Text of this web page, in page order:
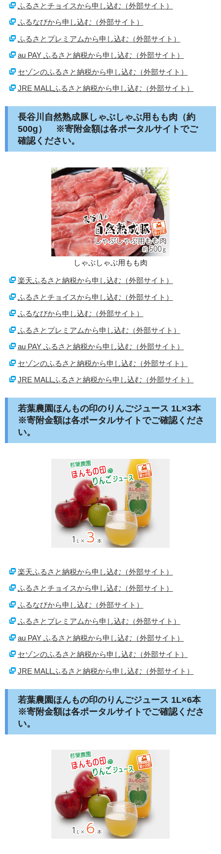
ふるさとチョイスから申し込む（外部サイト）
ふるなびから申し込む（外部サイト）
ふるさとプレミアムから申し込む（外部サイト）
au PAY ふるさと納税から申し込む（外部サイト）
セゾンのふるさと納税から申し込む（外部サイト）
JRE MALLふるさと納税から申し込む（外部サイト）
長谷川自然熟成豚しゃぶしゃぶ用もも肉（約
500g） ※寄附金額は各ポータルサイトでご
確認ください。
しゃぶしゃぶ用もも肉
楽天ふるさと納税から申し込む（外部サイト）
ふるさとチョイスから申し込む（外部サイト）
ふるなびから申し込む（外部サイト）
ふるさとプレミアムから申し込む（外部サイト）
au PAY ふるさと納税から申し込む（外部サイト）
セゾンのふるさと納税から申し込む（外部サイト）
JRE MALLふるさと納税から申し込む（外部サイト）
若葉農園ほんもの印のりんごジュース 1L×3本
※寄附金額は各ポータルサイトでご確認くださ
い。
楽天ふるさと納税から申し込む（外部サイト）
ふるさとチョイスから申し込む（外部サイト）
ふるなびから申し込む（外部サイト）
ふるさとプレミアムから申し込む（外部サイト）
au PAY ふるさと納税から申し込む（外部サイト）
セゾンのふるさと納税から申し込む（外部サイト）
JRE MALLふるさと納税から申し込む（外部サイト）
若葉農園ほんもの印のりんごジュース 1L×6本
※寄附金額は各ポータルサイトでご確認くださ
い。